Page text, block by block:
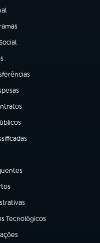
aba)
aba)
aba)
aba)
aba)
nova aba)
aba)
Tecnológicos
aba)